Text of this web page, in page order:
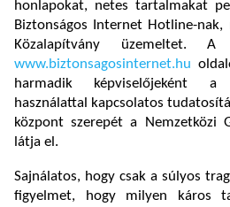
honlapokat, netes tartalmakat
Biztonságos Internet Hotline-nak,
Közalapítvány üzemeltet.
www.biztonsagosinternet.hu
harmadik képviselőjeként a
használattal kapcsolatos
központ szerepét a Nemzetközi
látja el.
Sajnálatos, hogy csak a súlyos
figyelmet, hogy milyen káros